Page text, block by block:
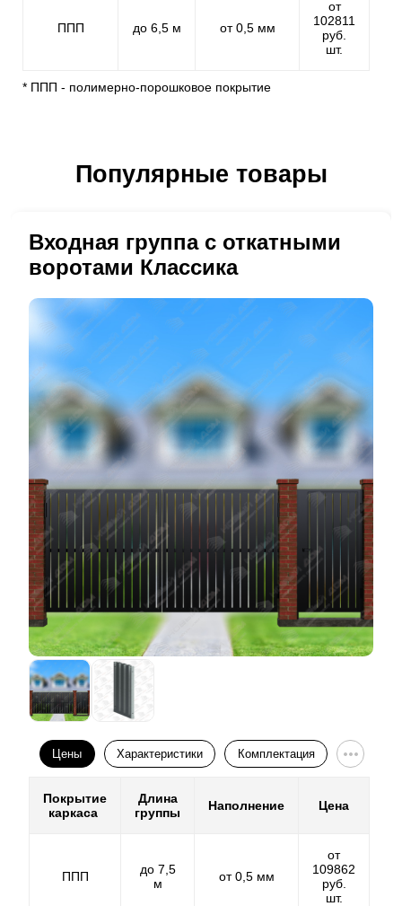
ППП до 6,5 м от 0,5 мм
от
102811
руб.
шт.
* ППП - полимерно-порошковое покрытие
Популярные товары
Входная группа с откатными
воротами Классика
Цены Характеристики Комплектация
Покрытие
каркаса
Длина
группы
Наполнение Цена
ППП
до 7,5
м
от 0,5 мм
от
109862
руб.
шт.